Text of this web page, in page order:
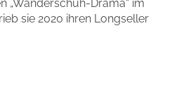
„Wanderschuh-Drama“ im
sie 2020 ihren Longseller